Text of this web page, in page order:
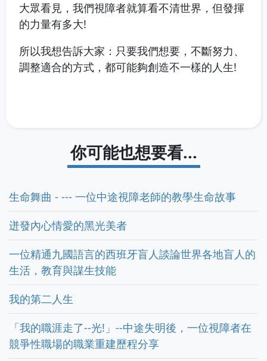
大眾看見，我們視障者就算看不清世界，但發揮
的力量有多大!
所以我想告訴大家：只要我們想要，不斷努力、
調整適合的方式，都可能夠創造不一樣的人生!
你可能也想要看...
生命舞曲 - --- 一位中途視障老師的教學生命故事
迸發內心情愛的黑光美者
一位精通九國語言的西班牙盲人談論世界各地盲人的
生活，教育與謀生技能
我的第二人生
「我的職涯走了--光!」--中途失明後，一位視障者在
競爭性職場的職業重建歷程分享